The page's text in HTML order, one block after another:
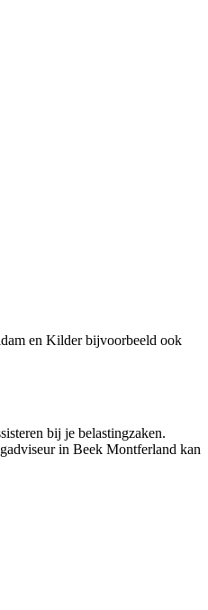
en Kilder bijvoorbeeld ook
bij je belastingzaken.
in Beek Montferland kan